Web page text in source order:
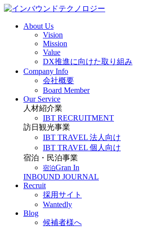
About Us
Vision
Mission
Value
DX推進に向けた取り組み
Company Info
会社概要
Board Member
Our Service
人材紹介業
IBT RECRUITMENT
訪日観光事業
IBT TRAVEL 法人向け
IBT TRAVEL 個人向け
宿泊・民泊事業
宿泊Gran In
INBOUND JOURNAL
Recruit
採用サイト
Wantedly
Blog
候補者様へ